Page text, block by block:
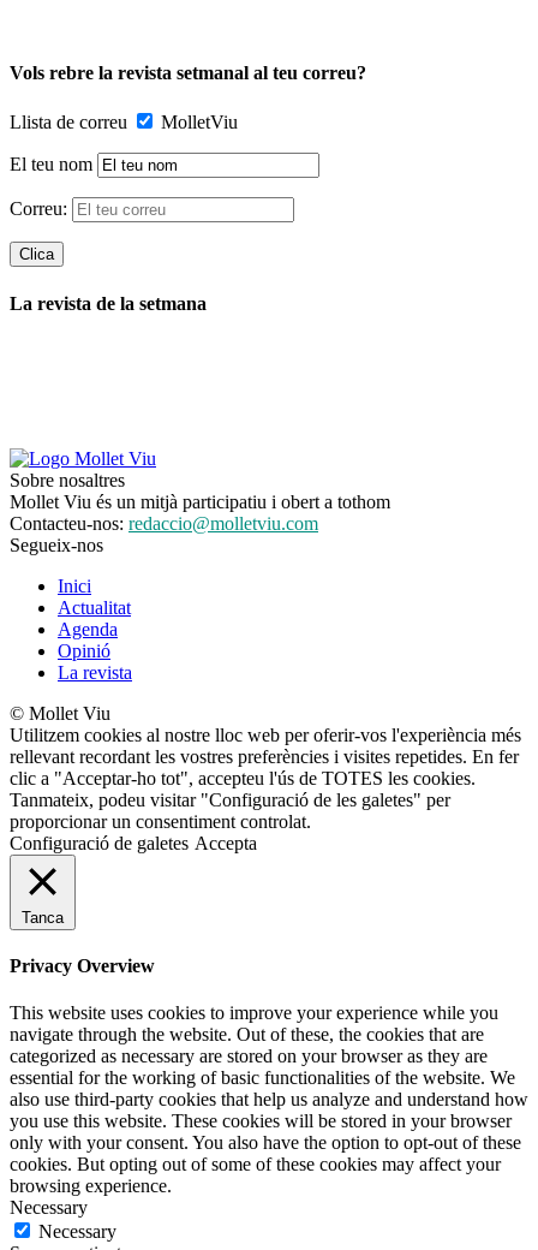
Vols rebre la revista setmanal al teu correu?
Llista de correu MolletViu
El teu nom
Correu:
La revista de la setmana
Sobre nosaltres
Mollet Viu és un mitjà participatiu i obert a tothom
Contacteu-nos: redaccio@molletviu.com
Segueix-nos
Inici
Actualitat
Agenda
Opinió
La revista
© Mollet Viu
Utilitzem cookies al nostre lloc web per oferir-vos l'experiència més
rellevant recordant les vostres preferències i visites repetides. En fer
clic a "Acceptar-ho tot", accepteu l'ús de TOTES les cookies.
Tanmateix, podeu visitar "Configuració de les galetes" per
proporcionar un consentiment controlat.
Configuració de galetes Accepta
Tanca
Privacy Overview
This website uses cookies to improve your experience while you
navigate through the website. Out of these, the cookies that are
categorized as necessary are stored on your browser as they are
essential for the working of basic functionalities of the website. We
also use third-party cookies that help us analyze and understand how
you use this website. These cookies will be stored in your browser
only with your consent. You also have the option to opt-out of these
cookies. But opting out of some of these cookies may affect your
browsing experience.
Necessary
Necessary